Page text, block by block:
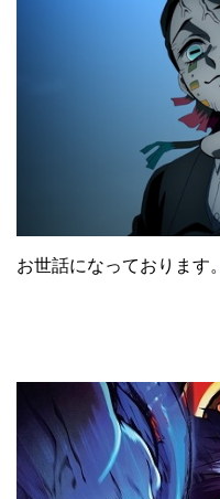
お世話になっております。